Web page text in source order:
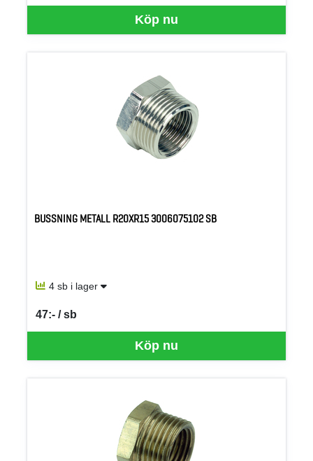
Köp nu
BUSSNING METALL R20XR15 3006075102 SB
4 sb i lager
Köp nu
47:- / sb
SEK per SB